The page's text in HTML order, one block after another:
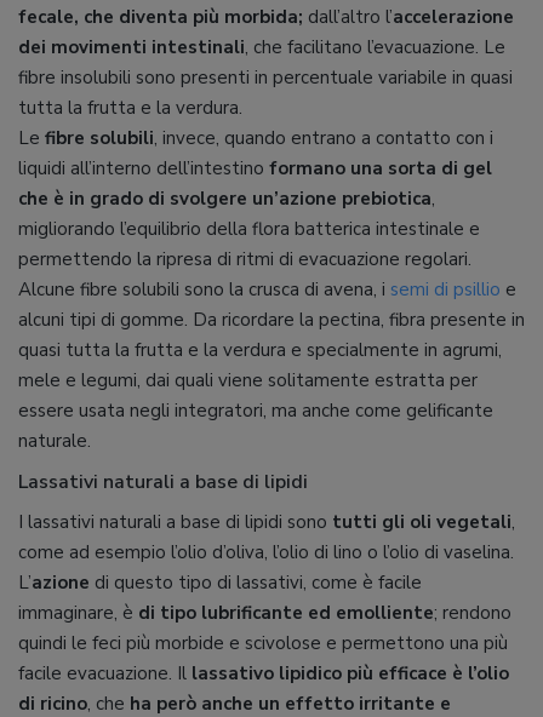
fecale, che diventa più morbida; dall’altro l’accelerazione
dei movimenti intestinali, che facilitano l’evacuazione. Le
fibre insolubili sono presenti in percentuale variabile in quasi
tutta la frutta e la verdura.
Le fibre solubili, invece, quando entrano a contatto con i
liquidi all’interno dell’intestino formano una sorta di gel
che è in grado di svolgere un’azione prebiotica,
migliorando l’equilibrio della flora batterica intestinale e
permettendo la ripresa di ritmi di evacuazione regolari.
Alcune fibre solubili sono la crusca di avena, i semi di psillio e
alcuni tipi di gomme. Da ricordare la pectina, fibra presente in
quasi tutta la frutta e la verdura e specialmente in agrumi,
mele e legumi, dai quali viene solitamente estratta per
essere usata negli integratori, ma anche come gelificante
naturale.
Lassativi naturali a base di lipidi
I lassativi naturali a base di lipidi sono tutti gli oli vegetali,
come ad esempio l’olio d’oliva, l’olio di lino o l’olio di vaselina.
L’azione di questo tipo di lassativi, come è facile
immaginare, è di tipo lubrificante ed emolliente; rendono
quindi le feci più morbide e scivolose e permettono una più
facile evacuazione. Il lassativo lipidico più efficace è l’olio
di ricino, che ha però anche un effetto irritante e